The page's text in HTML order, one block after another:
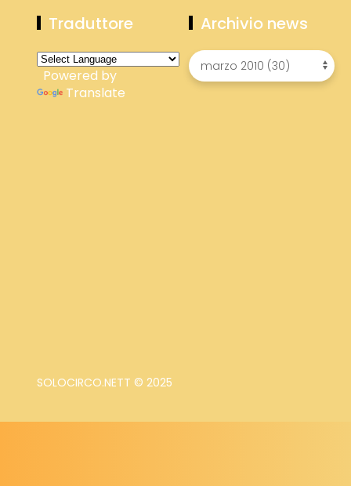
Traduttore
Powered by
Translate
Archivio news
SOLOCIRCO.NETT © 2025